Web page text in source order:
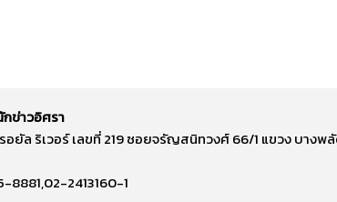
ข่าวอิศรา
รอยัล ริเวอร์ เลขที่ 219 ซอยจรัญสนิทวงศ์ 66/1 แขวง บาง
8881,02-2413160-1